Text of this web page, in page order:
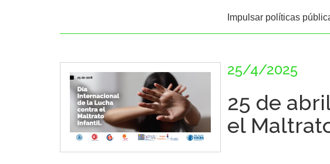
Impulsar políticas
25/4/2025
25 de
el